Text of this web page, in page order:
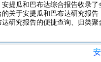
安提瓜和巴布达综合报告收录
的关于安提瓜和巴布达研究报
达研究报告的便捷查询、归类